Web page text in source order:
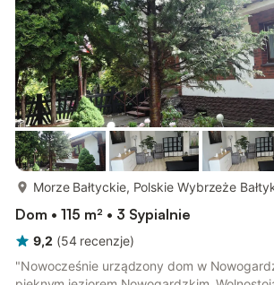
dyspozycji naszych Gości...
Morze Bałtyckie, Polskie Wybrzeże
Dom • 115 m² • 3 Sypialnie
9,2 (54 recenzje)
"Nowocześnie urządzony dom w